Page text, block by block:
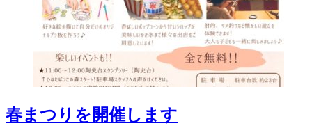
春まつりを開催します